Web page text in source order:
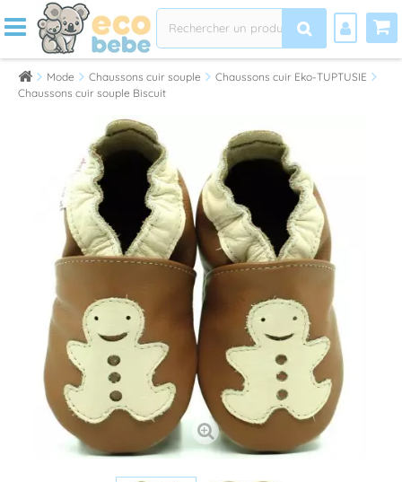
Mode Chaussons cuir souple
Chaussons cuir Eko-TUPTUSIE
Chaussons cuir souple Biscuit